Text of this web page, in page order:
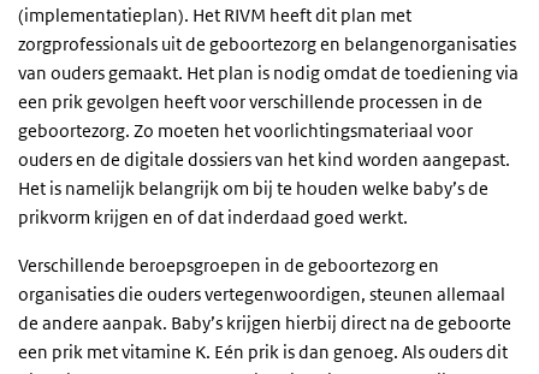
(implementatieplan). Het RIVM heeft dit plan met
zorgprofessionals uit de geboortezorg en belangenorganisaties
van ouders gemaakt. Het plan is nodig omdat de toediening via
een prik gevolgen heeft voor verschillende processen in de
geboortezorg. Zo moeten het voorlichtingsmateriaal voor
ouders en de digitale dossiers van het kind worden aangepast.
Het is namelijk belangrijk om bij te houden welke baby’s de
prikvorm krijgen en of dat inderdaad goed werkt.
Verschillende beroepsgroepen in de geboortezorg en
organisaties die ouders vertegenwoordigen, steunen allemaal
de andere aanpak. Baby’s krijgen hierbij direct na de geboorte
een prik met vitamine K. Eén prik is dan genoeg. Als ouders dit